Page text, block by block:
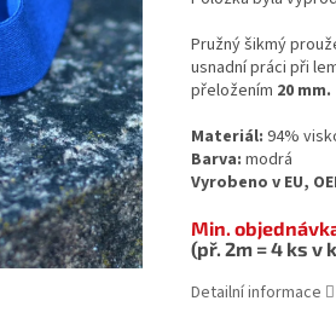
Pružný šikmý
usnadní práci při
přeložením 20 mm.
Materiál: 94%
Barva: modrá
Vyrobeno v EU,
Min.
(př. 2m = 4 ks v
Detailní informace